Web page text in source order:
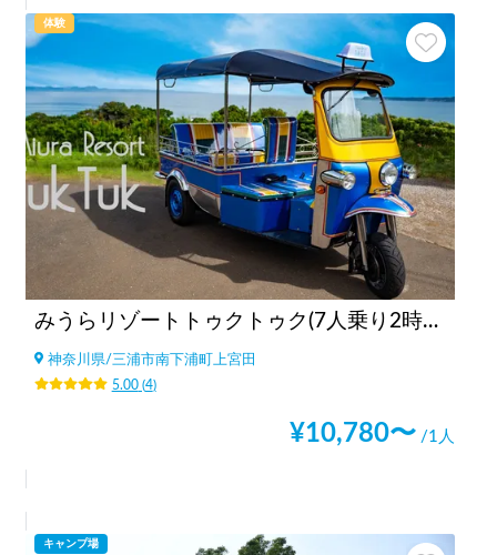
体験
みうらリゾートトゥクトゥク(7人乗り2時間の料金です）by三浦レンタカー/Miura Resort TukTuk
神奈川県/三浦市南下浦町上宮田
5.00(4)
¥10,780〜 /1人
キャンプ場